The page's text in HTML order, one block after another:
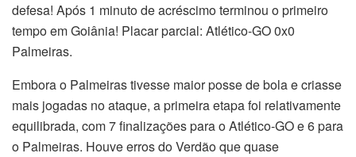
defesa! Após 1 minuto de acréscimo terminou o primeiro
tempo em Goiânia! Placar parcial: Atlético-GO 0x0
Palmeiras.
Embora o Palmeiras tivesse maior posse de bola e criasse
mais jogadas no ataque, a primeira etapa foi relativamente
equilibrada, com 7 finalizações para o Atlético-GO e 6 para
o Palmeiras. Houve erros do Verdão que quase